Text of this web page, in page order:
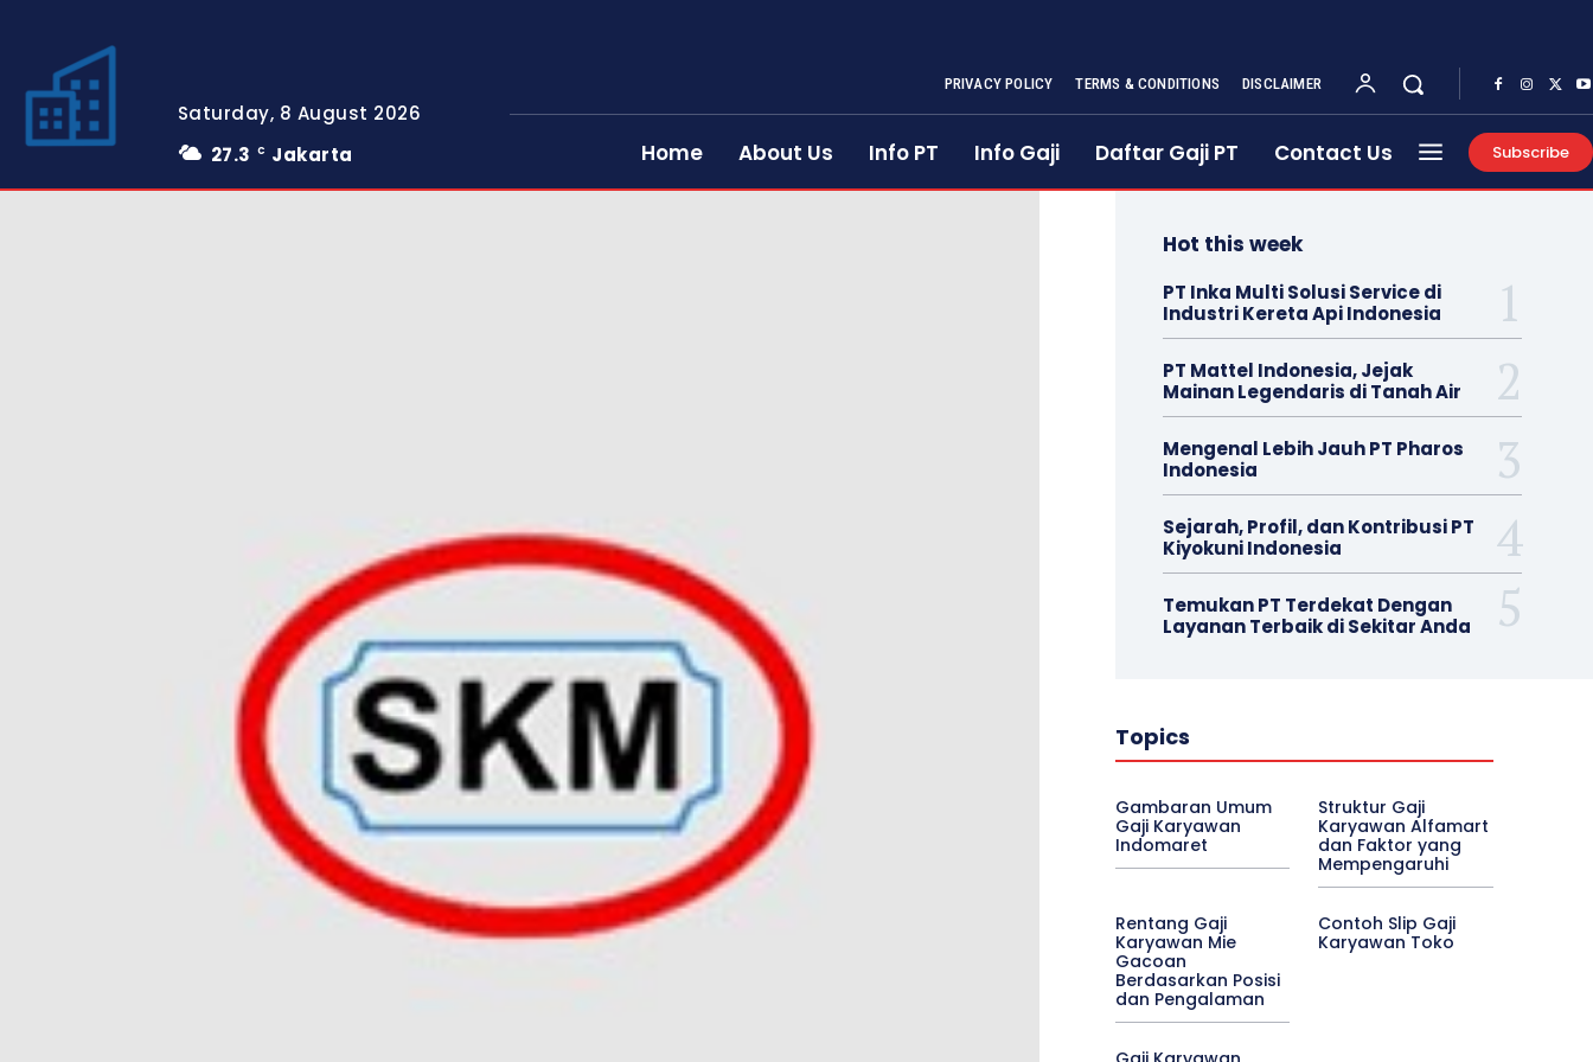
Saturday, 8 August 2026
27.3
C Jakarta
PRIVACY POLICY TERMS & CONDITIONS DISCLAIMER
Home About Us Info PT Info Gaji Daftar Gaji PT Contact Us Subscribe
Hot this week
PT Inka Multi Solusi Service di
Industri Kereta Api Indonesia
PT Mattel Indonesia, Jejak
Mainan Legendaris di Tanah Air
Mengenal Lebih Jauh PT Pharos
Indonesia
Sejarah, Profil, dan Kontribusi PT
Kiyokuni Indonesia
Temukan PT Terdekat Dengan
Layanan Terbaik di Sekitar Anda
Topics
Gambaran Umum
Gaji Karyawan
Indomaret
Struktur Gaji
Karyawan Alfamart
dan Faktor yang
Mempengaruhi
Rentang Gaji
Karyawan Mie
Gacoan
Berdasarkan Posisi
dan Pengalaman
Contoh Slip Gaji
Karyawan Toko